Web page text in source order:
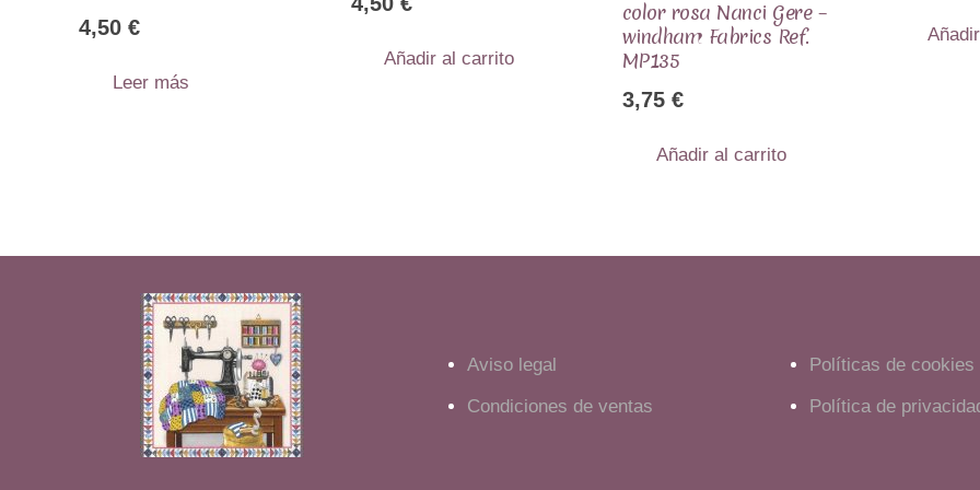
4,50 €
Leer más
Añadir al carrito
color rosa Nanci Gere –
windham Fabrics Ref.
MP135
3,75 €
Añadir al carrito
Aviso legal
Condiciones de ventas
Políticas de cookies
Política de